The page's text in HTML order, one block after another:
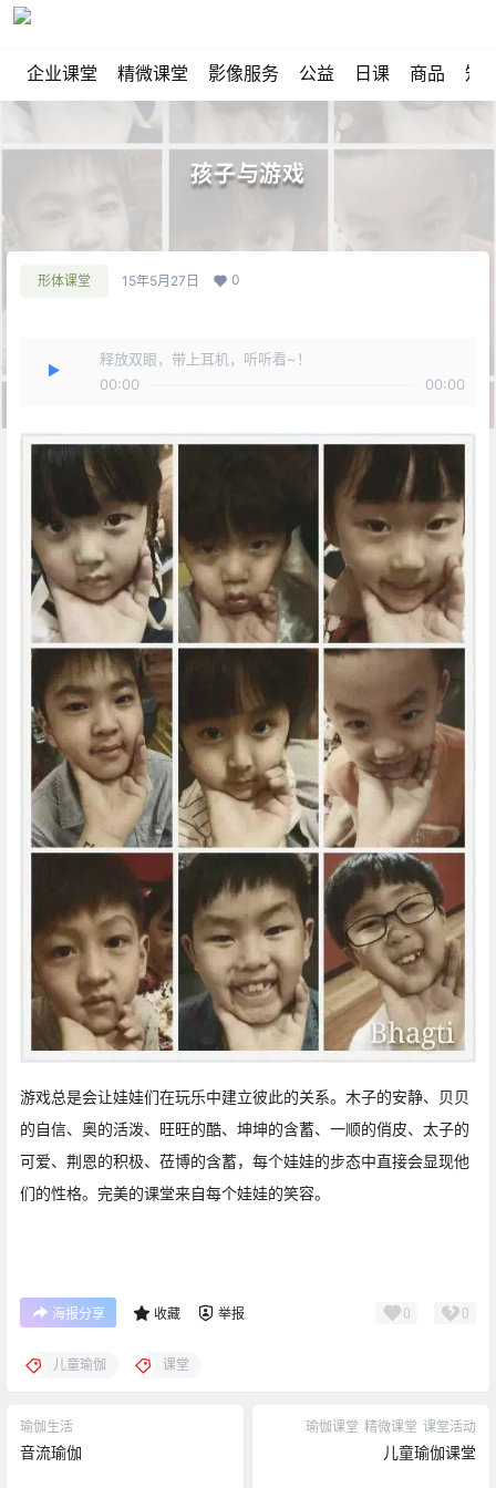
企业课堂 精微课堂 影像服务 公益 日课 商品 知
孩子与游戏
形体课堂 15年5月27日 0
释放双眼，带上耳机，听听看~！
00:00
00:00
游戏总是会让娃娃们在玩乐中建立彼此的关系。木子的安静、贝贝
的自信、奥的活泼、旺旺的酷、坤坤的含蓄、一顺的俏皮、太子的
可爱、荆恩的积极、莅博的含蓄，每个娃娃的步态中直接会显现他
们的性格。完美的课堂来自每个娃娃的笑容。
海报分享 收藏 举报 0 0
儿童瑜伽 课堂
瑜伽生活
音流瑜伽
瑜伽课堂 精微课堂 课堂活动
儿童瑜伽课堂